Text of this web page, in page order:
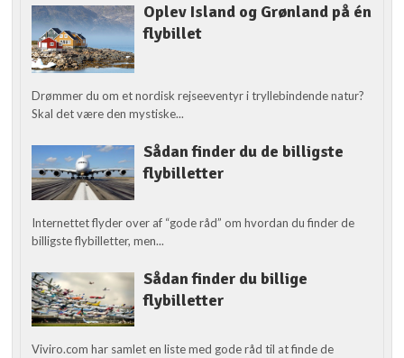
Oplev Island og Grønland på én
flybillet
Drømmer du om et nordisk rejseeventyr i tryllebindende natur?
Skal det være den mystiske...
Sådan finder du de billigste
flybilletter
Internettet flyder over af “gode råd” om hvordan du finder de
billigste flybilletter, men...
Sådan finder du billige
flybilletter
Viviro.com har samlet en liste med gode råd til at finde de